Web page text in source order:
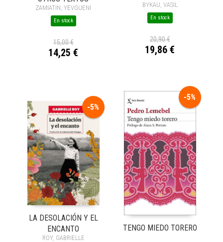
ZAMIATIN, YEVGUENI
En stock
15,00 €
14,25 €
BYKAU, VASIL
En stock
20,90 €
19,86 €
-5%
LA DESOLACIÓN Y EL
ENCANTO
ROY, GABRIELLE
-5%
TENGO MIEDO TORERO